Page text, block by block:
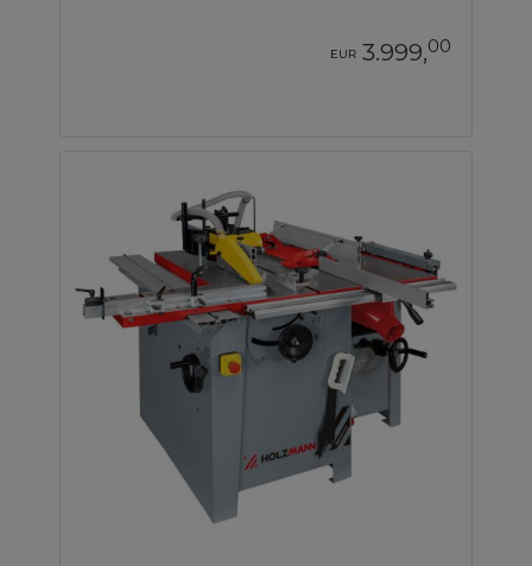
EUR 3.999,00